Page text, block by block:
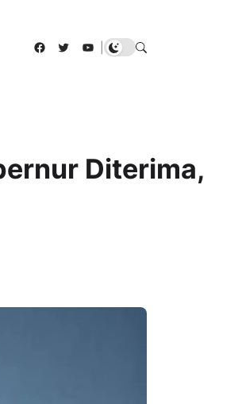
Facebook
TwitterYouTube
Diterima,